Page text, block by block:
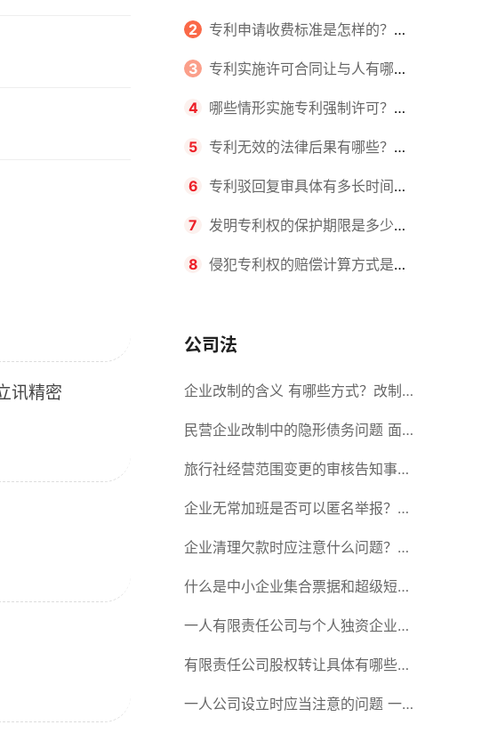
讯精密
时多个人一起申请吗？
2 专利申请收费标准是怎样的？申
请不同类型的专利所需要的钱不同
3 专利实施许可合同让与人有哪些
主要义务？专利实施许可合同与专利
许可合同有什么区别？
4 哪些情形实施专利强制许可？专
利强制许可的前提条件是什么？
5 专利无效的法律后果有哪些？专
利的无效情形有哪些？
6 专利驳回复审具体有多长时间？
哪些情况下专利申请可能被驳回？
7 发明专利权的保护期限是多少
年？非专利发明人是否有专利申请
8 侵犯专利权的赔偿计算方式是什
间？
公司法
企业改制的含义 有哪些方式？改制
后国企员工属于什么性质？
民营企业改制中的隐形债务问题 面
对隐形债务问题应该如何解决？
旅行社经营范围变更的审核告知事项
旅游业的发展现状和趋势
企业无常加班是否可以匿名举报？强
制加班公司没有加班费怎么办？
企业清理欠款时应注意什么问题？企
业短期借款需要注意哪些事项？
什么是中小企业集合票据和超级短期
融资券？一起来了解一下吧！
一人有限责任公司与个人独资企业的
区别 这些知识你都知道吗？
有限责任公司股权转让具体有哪些形
式？来了解下这五种形式
一人公司设立时应当注意的问题 一